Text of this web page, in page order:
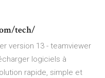
tech/
version 13 - teamviewer
logiciels à
rapide, simple et